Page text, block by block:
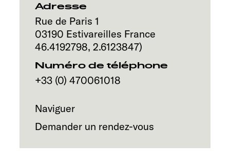
Service
Adresse
Rue de Paris 1
03190 Estivareilles France
46.4192798, 2.6123847)
Numéro de téléphone
+33 (0) 470061018
Naviguer
Demander un rendez-vous